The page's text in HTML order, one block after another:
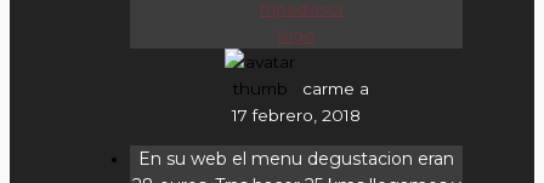
carme a
17 febrero, 2018
En su web el menu degustacion eran